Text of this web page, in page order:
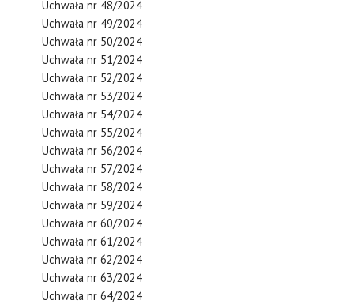
Uchwała nr 48/2024
Uchwała nr 49/2024
Uchwała nr 50/2024
Uchwała nr 51/2024
Uchwała nr 52/2024
Uchwała nr 53/2024
Uchwała nr 54/2024
Uchwała nr 55/2024
Uchwała nr 56/2024
Uchwała nr 57/2024
Uchwała nr 58/2024
Uchwała nr 59/2024
Uchwała nr 60/2024
Uchwała nr 61/2024
Uchwała nr 62/2024
Uchwała nr 63/2024
Uchwała nr 64/2024